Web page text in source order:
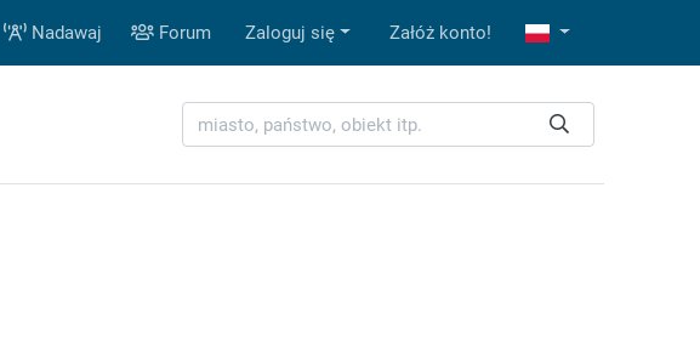
Nadawaj Forum Zaloguj się Załóż konto!